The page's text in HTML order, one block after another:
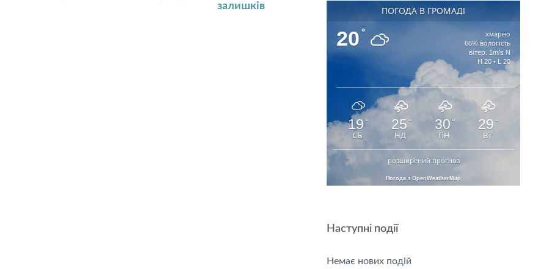
залишків
ПОГОДА В ГРОМАДІ
20 °
хмарно
66% вологість
вітер: 1m/s N
H 20 • L 20
19 °
СБ
25 °
НД
30 °
ПН
29 °
ВТ
розширений прогноз
Погода з OpenWeatherMap
Наступні події
Немає нових подій